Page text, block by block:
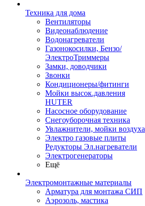
Техника для дома
Вентиляторы
Видеонаблюдение
Водонагреватели
Газонокосилки, Бензо/
ЭлектроТриммеры
Замки, доводчики
Звонки
Кондиционеры/фитинги
Мойки высок.давления
HUTER
Насосное оборудование
Снегоуборочная техника
Увлажнители, мойки воздуха
Электро газовые плиты
Редукторы Эл.нагреватели
Электрогенераторы
Ещё
Электромонтажные материалы
Арматура для монтажа СИП
Аэрозоль, мастика